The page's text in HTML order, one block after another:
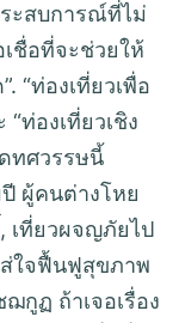
ะสบการณ์ที่ไม่
ชื่อที่จะช่วยให้
“ท่องเที่ยวเพื่อ
ท่องเที่ยวเชิง
ทศวรรษนี้
ผู้คนต่างโหย
เที่ยวผจญภัยไป
ใจฟื้นฟูสุขภาพ
กูฏ ถ้าเจอเรื่อง